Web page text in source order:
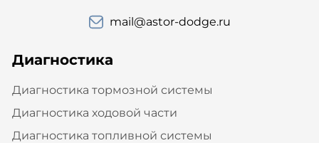
mail@astor-dodge.ru
Диагностика
Диагностика тормозной системы
Диагностика ходовой части
Диагностика топливной системы